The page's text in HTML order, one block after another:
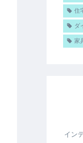
住
ダ
家
イン